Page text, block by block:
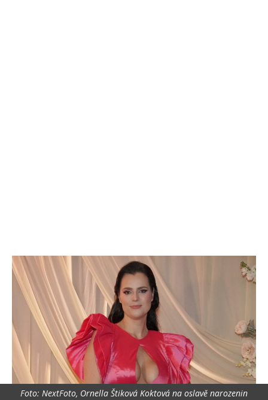
Foto: NextFoto, Ornella Štiková Koktová na oslavě narozenin